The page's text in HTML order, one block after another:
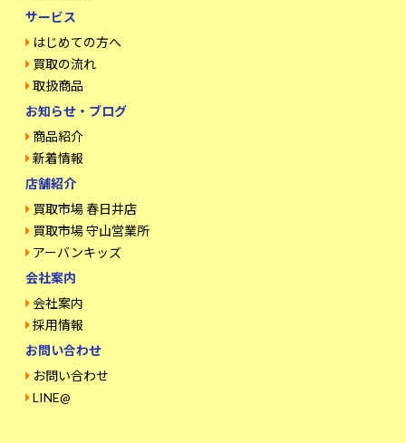
サービス
はじめての方へ
買取の流れ
取扱商品
お知らせ・ブログ
商品紹介
新着情報
店舗紹介
買取市場 春日井店
買取市場 守山営業所
アーバンキッズ
会社案内
会社案内
採用情報
お問い合わせ
お問い合わせ
LINE@